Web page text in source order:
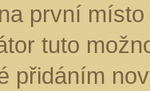
první
tuto
přidáním